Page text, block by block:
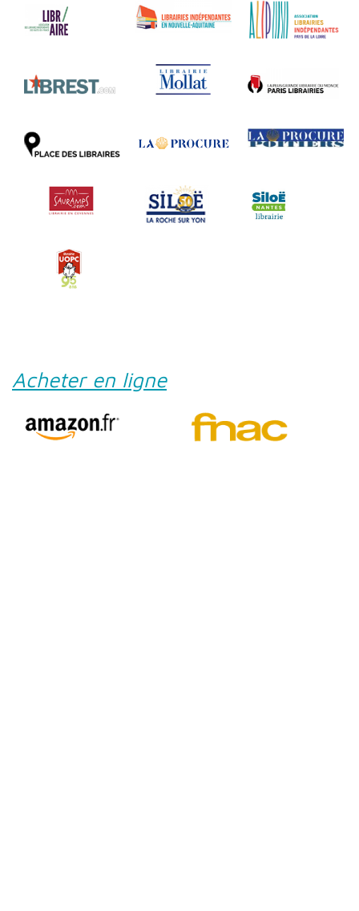
Acheter en ligne